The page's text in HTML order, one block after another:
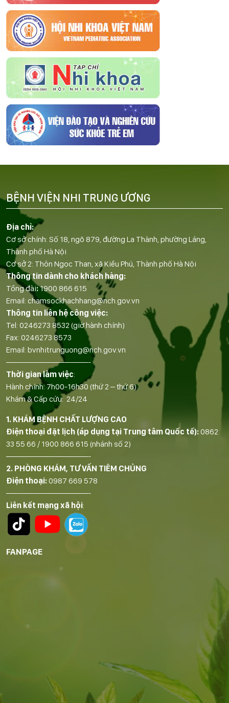
Địa chỉ:
Cơ sở chính: Số 18, ngõ 879, đường La Thành, phường Láng,
Thành phố Hà Nội
Cơ sở 2: Thôn Ngọc Than, xã Kiều Phú, Thành phố Hà Nội
Thông tin dành cho khách hàng:
Tổng đài:1900 866 615
Email: chamsockhachhang@nch.gov.vn
Thông tin liên hệ công việc:
Tel: 0246273 8532 (giờ hành chính)
Fax: 0246273 8573
Email: bvnhitrunguong@nch.gov.vn
——————————-
Thời gian làm việc:
Hành chính: 7h00-16h30 (thứ 2 – thứ 6)
Khám & Cấp cứu: 24/24
1. KHÁM BỆNH CHẤT LƯỢNG CAO
Điện thoại đặt lịch (áp dụng tại Trung tâm Quốc tế):0862
33 55 66 / 1900 866 615 (nhánh số 2)
——————————-
2. PHÒNG KHÁM, TƯ VẤN TIÊM CHỦNG
Điện thoại:0987 669 578
——————————-
Liên kết mạng xã hội:
FANPAGE
BỆNH VIỆN NHI TRUNG ƯƠNG